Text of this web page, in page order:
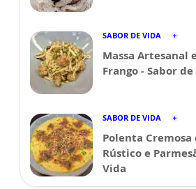
SABOR DE VIDA
Massa Artesanal
Frango - Sabor
SABOR DE VIDA
Polenta
Rústico e
Vida